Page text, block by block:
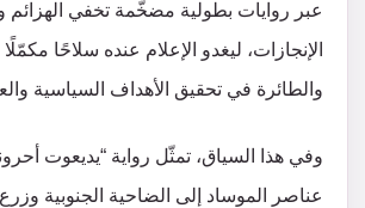
عبر روايات بطولية مضخّمة تخفي الهزائم
الإنجازات، ليغدو الإعلام عنده سلاحًا
والطائرة في تحقيق الأهداف السياسية
وفي هذا السياق، تمثّل رواية “يديعوت
عناصر الموساد إلى الضاحية الجنوبية